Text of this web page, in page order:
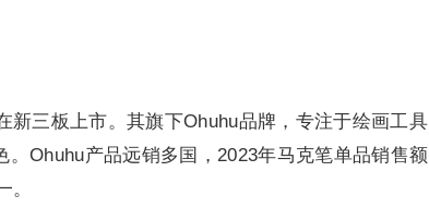
新三板上市。其旗下Ohuhu品牌，专注于绘画工具
Ohuhu产品远销多国，2023年马克笔单品销售额
。